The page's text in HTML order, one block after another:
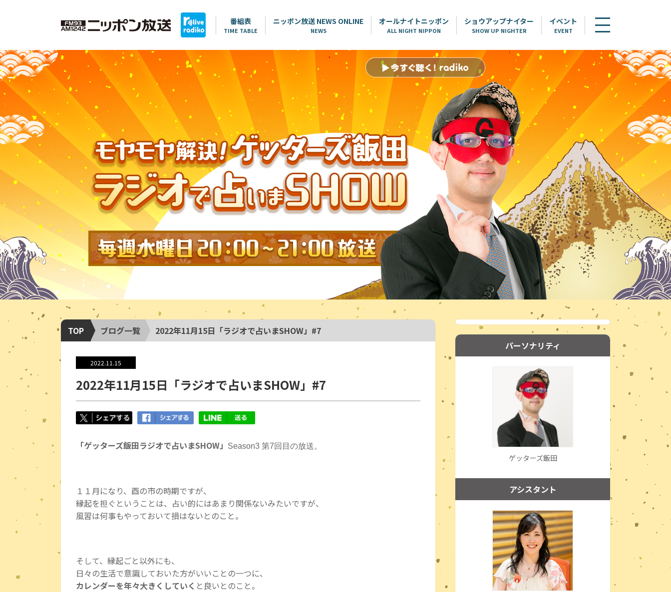
番組表
TIME TABLE
ニッポン放送 NEWS ONLINE
NEWS
オールナイトニッポン
ALL NIGHT NIPPON
ショウアップナイター
SHOW UP NIGHTER
イベント
EVENT
TOP ブログ一覧 2022年11月15日「ラジオで占いまSHOW」#7
2022.11.15
2022年11月15日「ラジオで占いまSHOW」#7
「ゲッターズ飯田ラジオで占いまSHOW」 Season3 第7回目の放送。
１１月になり、酉の市の時期ですが、
縁起を担ぐということは、占い的にはあまり関係ないみたいですが、
風習は何事もやっておいて損はないとのこと。
そして、縁起ごと以外にも、
日々の生活で意識しておいた方がいいことの一つに、
カレンダーを年々大きくしていく と良いとのこと。
パーソナリティ
ゲッターズ飯田
アシスタント